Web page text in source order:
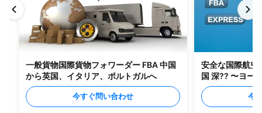
一般貨物国際貨物フォワーダー FBA 中国
から英国、イタリア、ポルトガルへ
今すぐ問い合わせ
安全な国際航空
国 深?? 〜ヨー
今